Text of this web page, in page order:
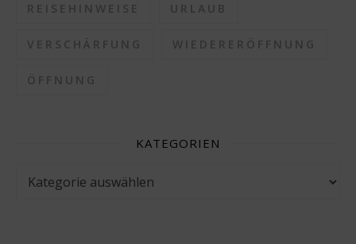
REISEHINWEISE URLAUB
VERSCHÄRFUNG WIEDERERÖFFNUNG
ÖFFNUNG
KATEGORIEN